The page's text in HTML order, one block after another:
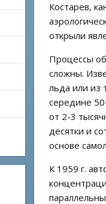
Костарев,
открыли
Процессы
сложны.
льда или из
середине
от 2-3
десятки и
основе
К 1959 г.